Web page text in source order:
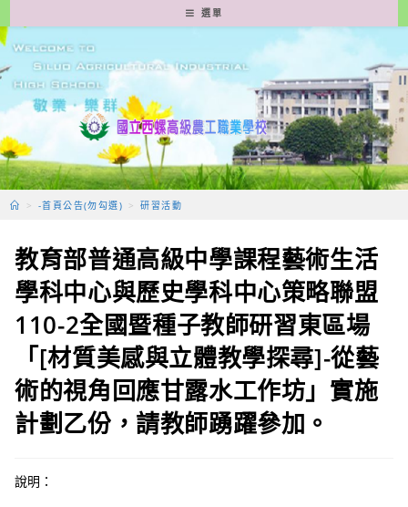
轉
至
要
容
選單
> -首頁公告(勿勾選) > 研習活動
教育部普通高級中學課程藝術生活
學科中心與歷史學科中心策略聯盟
110-2全國暨種子教師研習東區場
「[材質美感與立體教學探尋]-從藝
術的視角回應甘露水工作坊」實施
計劃乙份，請教師踴躍參加。
說明：